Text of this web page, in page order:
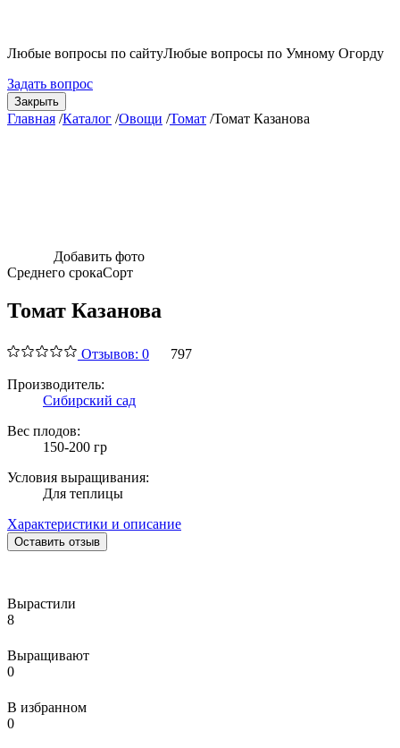
Любые вопросы по сайтуЛюбые вопросы по Умному Огорду
Задать вопрос
Закрыть
Главная /Каталог /Овощи /Томат /Томат Казанова
Добавить фото
Среднего срокаСорт
Томат Казанова
Отзывов: 0
797
Производитель:
Сибирский сад
Вес плодов:
150-200 гр
Условия выращивания:
Для теплицы
Характеристики и описание
Оставить отзыв
Вырастили
8
Выращивают
0
В избранном
0